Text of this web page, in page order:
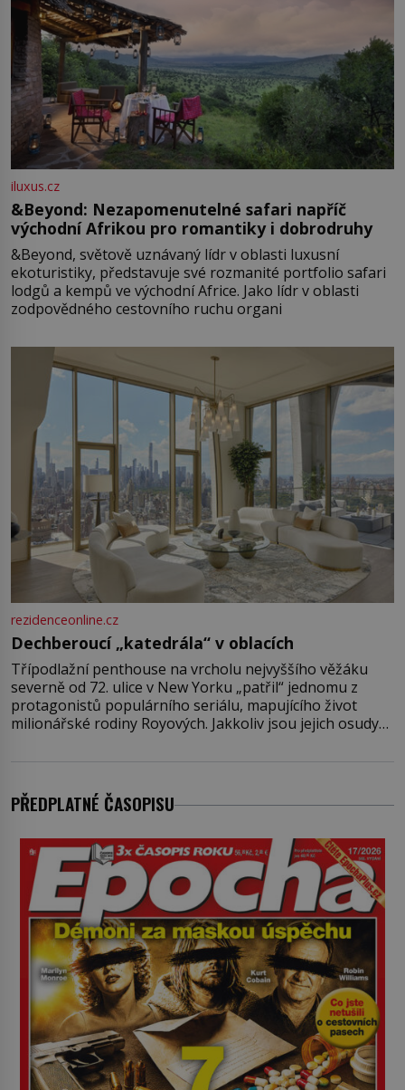
iluxus.cz
&Beyond: Nezapomenutelné safari napříč
východní Afrikou pro romantiky i dobrodruhy
&Beyond, světově uznávaný lídr v oblasti luxusní
ekoturistiky, představuje své rozmanité portfolio safari
lodgů a kempů ve východní Africe. Jako lídr v oblasti
zodpovědného cestovního ruchu organi
rezidenceonline.cz
Dechberoucí „katedrála“ v oblacích
Třípodlažní penthouse na vrcholu nejvyššího věžáku
severně od 72. ulice v New Yorku „patřil“ jednomu z
protagonistů populárního seriálu, mapujícího život
milionářské rodiny Royových. Jakkoliv jsou jejich osudy
jenom jednou z nemovitostí
PŘEDPLATNÉ ČASOPISU